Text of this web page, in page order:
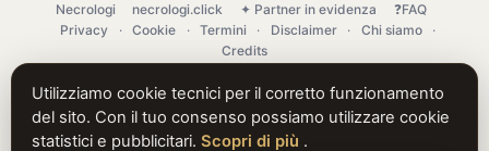
Necrologi
necrologi.click ✦ Partner in evidenza
❓FAQ
Privacy
· Cookie · Termini · Disclaimer · Chi siamo
·
Credits
Utilizziamo cookie tecnici per il corretto funzionamento
del sito. Con il tuo consenso possiamo utilizzare cookie
statistici e pubblicitari. Scopri di più .